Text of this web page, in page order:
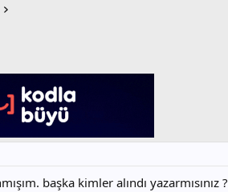
başka kimler alındı yazarmısınız ?